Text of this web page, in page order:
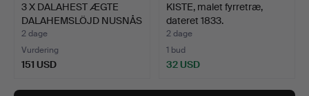
3 X DALAHEST ÆGTE
DALAHEMSLÖJD NUSNÅS
SVER…
2 dage
Vurdering
151 USD
KISTE, malet fyrretræ,
dateret 1833.
2 dage
1 bud
32 USD